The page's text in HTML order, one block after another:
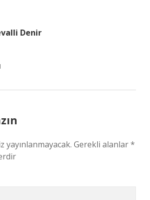
Denir
yayınlanmayacak. Gerekli alanlar*